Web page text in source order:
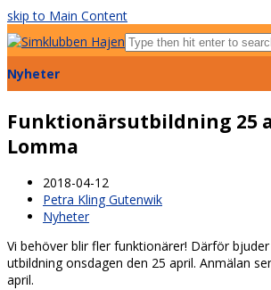
skip to Main Content
Open
Mobile
Nyheter
Funktionärsutbildning 25
Lomma
2018-04-12
Petra Kling Gutenwik
Nyheter
Vi behöver blir fler funktionärer! Därför
utbildning onsdagen den 25 april. Anmälan
april.